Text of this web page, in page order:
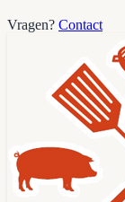
Vragen? Contact